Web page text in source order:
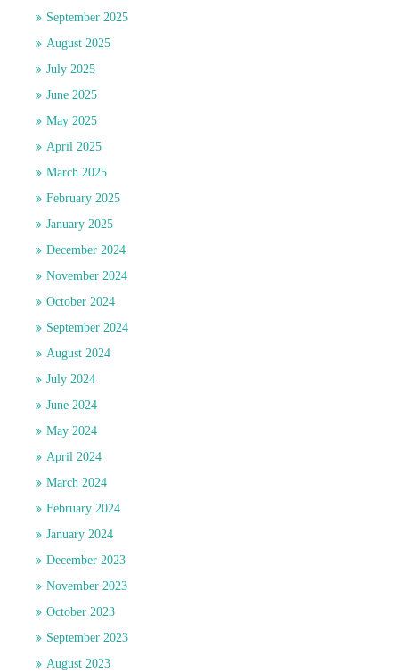
September 2025
August 2025
July 2025
June 2025
May 2025
April 2025
March 2025
February 2025
January 2025
December 2024
November 2024
October 2024
September 2024
August 2024
July 2024
June 2024
May 2024
April 2024
March 2024
February 2024
January 2024
December 2023
November 2023
October 2023
September 2023
August 2023